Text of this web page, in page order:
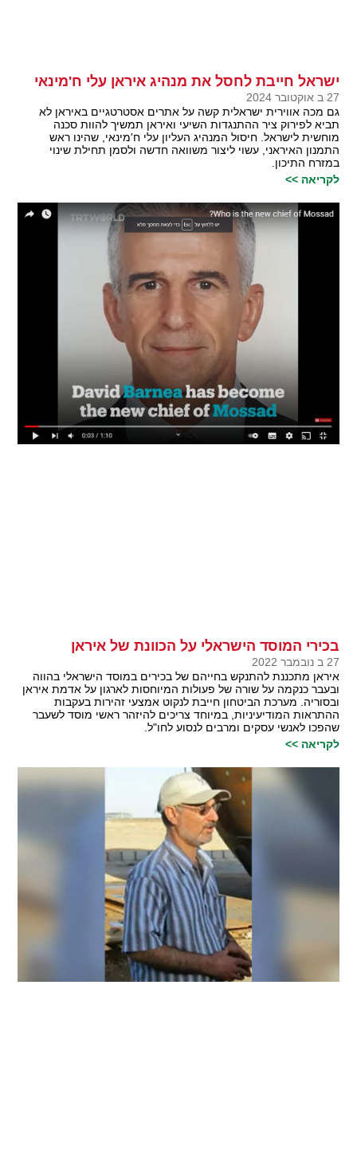
ישראל חייבת לחסל את מנהיג איראן עלי ח'מינאי
27 ב אוקטובר 2024
גם מכה אווירית ישראלית קשה על אתרים אסטרטגיים באיראן לא
תביא לפירוק ציר ההתנגדות השיעי ואיראן תמשיך להוות סכנה
מוחשית לישראל. חיסול המנהיג העליון עלי ח'מינאי, שהינו ראש
התמנון האיראני, עשוי ליצור משוואה חדשה ולסמן תחילת שינוי
במזרח התיכון.
לקריאה >>
בכירי המוסד הישראלי על הכוונת של איראן
27 ב נובמבר 2022
איראן מתכננת להתנקש בחייהם של בכירים במוסד הישראלי בהווה
ובעבר כנקמה על שורה של פעולות המיוחסות לארגון על אדמת איראן
ובסוריה. מערכת הביטחון חייבת לנקוט אמצעי זהירות בעקבות
ההתראות המודיעיניות, במיוחד צריכים להיזהר ראשי מוסד לשעבר
שהפכו לאנשי עסקים ומרבים לנסוע לחו"ל.
לקריאה >>